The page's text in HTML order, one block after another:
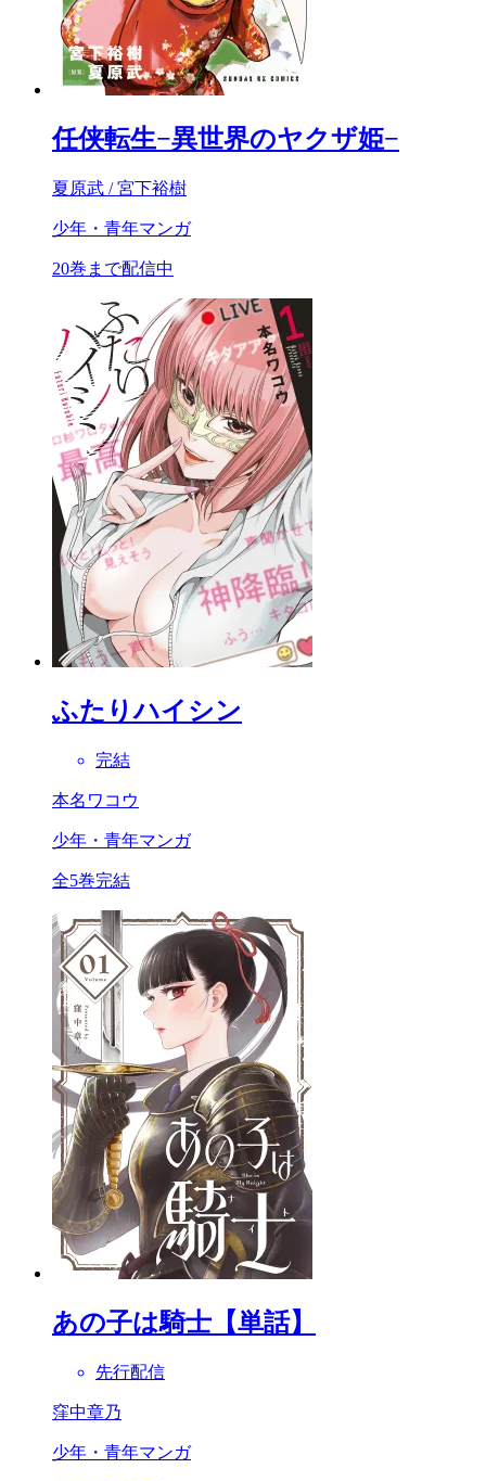
任侠転生−異世界のヤクザ姫−
夏原武 / 宮下裕樹
少年・青年マンガ
20巻まで配信中
ふたりハイシン
完結
本名ワコウ
少年・青年マンガ
全5巻完結
あの子は騎士【単話】
先行配信
窪中章乃
少年・青年マンガ